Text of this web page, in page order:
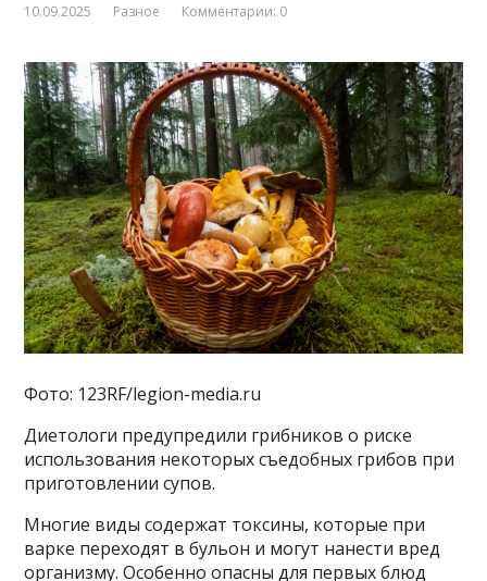
10.09.2025 Разное Комментарии: 0
Фото: 123RF/legion-media.ru
Диетологи предупредили грибников о риске
использования некоторых съедобных грибов при
приготовлении супов.
Многие виды содержат токсины, которые при
варке переходят в бульон и могут нанести вред
организму. Особенно опасны для первых блюд